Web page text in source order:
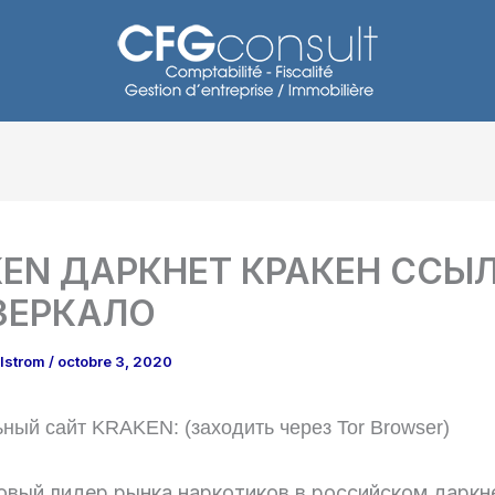
ДАРКНЕТ КРАКЕН
/ octobre 3, 2020
сайт KRAKEN: (заходить через Tor Browser)